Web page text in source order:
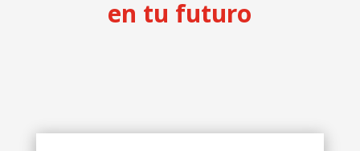
en tu futuro